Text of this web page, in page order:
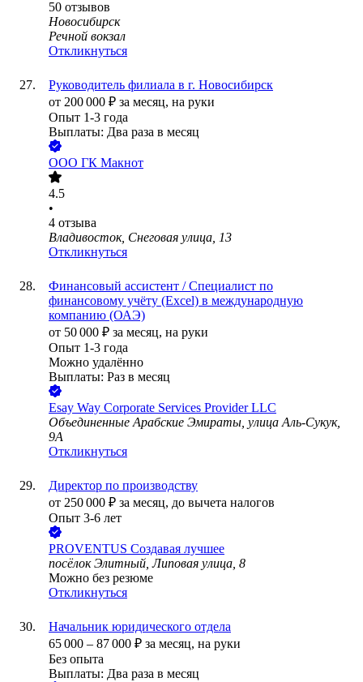
50 отзывов
Новосибирск
Речной вокзал
Откликнуться
Руководитель филиала в г. Новосибирск
от 200 000 ₽ за месяц, на руки
Опыт 1-3 года
Выплаты: Два раза в месяц
ООО ГК Макнот
4.5
•
4 отзыва
Владивосток, Снеговая улица, 13
Откликнуться
Финансовый ассистент / Специалист по
финансовому учёту (Excel) в международную
компанию (ОАЭ)
от 50 000 ₽ за месяц, на руки
Опыт 1-3 года
Можно удалённо
Выплаты: Раз в месяц
Esay Way Corporate Services Provider LLC
Объединенные Арабские Эмираты, улица Аль-Сукук,
9A
Откликнуться
Директор по производству
от 250 000 ₽ за месяц, до вычета налогов
Опыт 3-6 лет
PROVENTUS Создавая лучшее
посёлок Элитный, Липовая улица, 8
Можно без резюме
Откликнуться
Начальник юридического отдела
65 000 – 87 000 ₽ за месяц, на руки
Без опыта
Выплаты: Два раза в месяц